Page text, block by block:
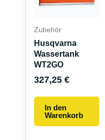
Zubehör
Husqvarna
Wassertank
WT2GO
327,25€
In den
Warenkorb